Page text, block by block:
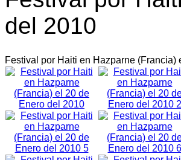
del 2010
Festival por Haiti en Hazparne (Francia)